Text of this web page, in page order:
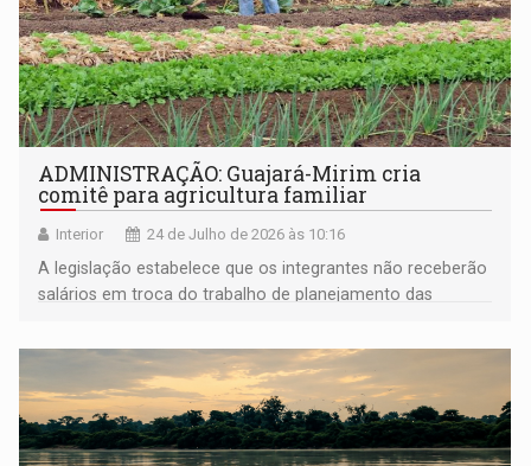
ADMINISTRAÇÃO: Guajará-Mirim cria
comitê para agricultura familiar
Interior 24 de Julho de 2026 às 10:16
A legislação estabelece que os integrantes não receberão
salários em troca do trabalho de planejamento das